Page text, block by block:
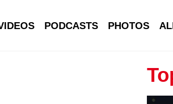
PODCASTS PHOTOS